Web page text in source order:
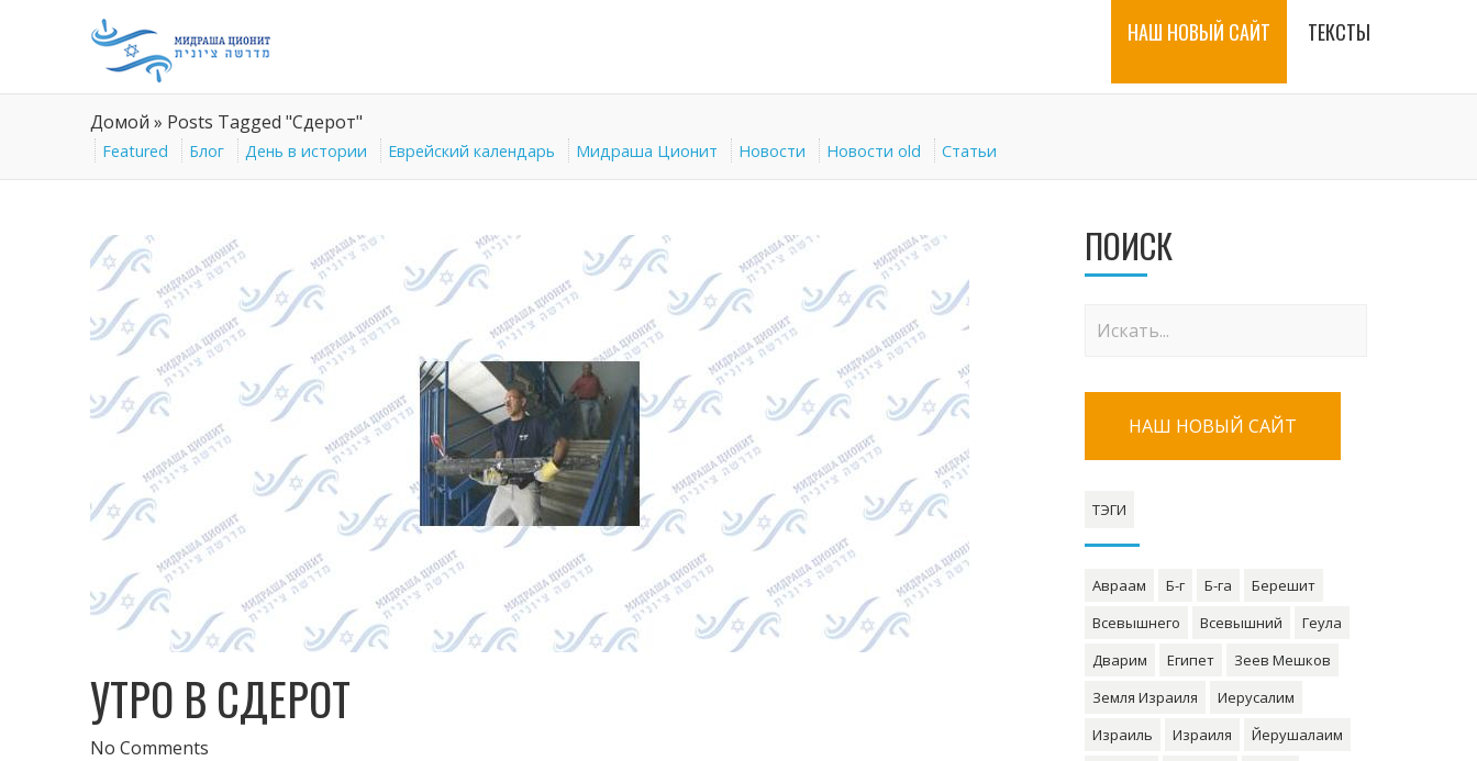
НАШ НОВЫЙ САЙТ ТЕКСТЫ
Домой » Posts Tagged "Сдерот"
Featured Блог День в истории Еврейский календарь Мидраша Ционит Новости Новости old Статьи
УТРО В СДЕРОТ
No Comments
ПОИСК
НАШ НОВЫЙ САЙТ
ТЭГИ
Авраам Б-г Б-га
Берешит
Всевышнего
Всевышний
Геула
Дварим
Египет
Зеев Мешков
Земля Израиля
Иерусалим
Израиль
Израиля
Йерушалаим